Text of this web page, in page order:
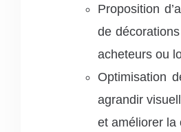
Proposition
de
acheteurs ou
Optimisation
agrandir
et améliorer la